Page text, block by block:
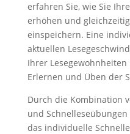
erfahren Sie, wie Sie
erhöhen und
einspeichern. Eine
aktuellen
Ihrer
Erlernen und Üben der
Durch die Kombination
und
das individuelle